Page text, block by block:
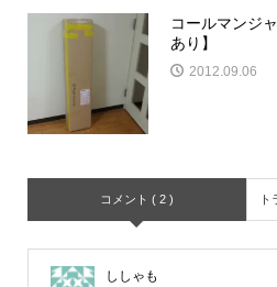
コールマン
あり】
2012.09.06
コメント ( 2 )
ししゃも